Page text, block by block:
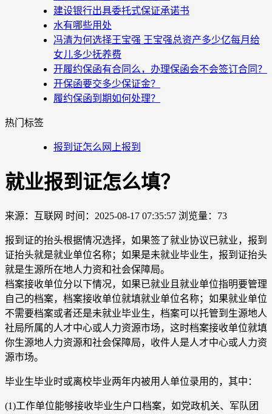
建设银行出具委托式保证承诺书
水有哪些用处
冯清为何选择王宝强 王宝强总资产多少亿每月给
女儿多少抚养费
开履约保函有合同么，办理保函会不会签订合同？
开保函要交多少保证金？
履约保函到期如何处理？
热门标签
报到证怎么网上报到
就业报到证怎么填？
来源：互联网 时间：2025-08-17 07:35:57 浏览量：73
报到证的抬头根据情况选择，如果签了就业协议已就业，报到
证抬头就是就业单位名称；如果是未就业毕业生，报到证抬头
就是生源所在地人力资和社会保障局。
档案接收单位分以下情况，如果已就业且就业单位指明要管理
自己的档案，档案接收单位就填就业单位名称；如果就业单位
不需要档案或者还是未就业毕业生，档案可以托管到生源地人
社局所属的人才中心或人力资源市场，这时档案接收单位就填
你生源地人力资源和社会保障局，收件人是人才中心或人力资
源市场。
毕业生毕业时或离校毕业两年内被用人单位录用的，其中：
(1)工作单位能够接收毕业生户口档案，如党政机关、军队团